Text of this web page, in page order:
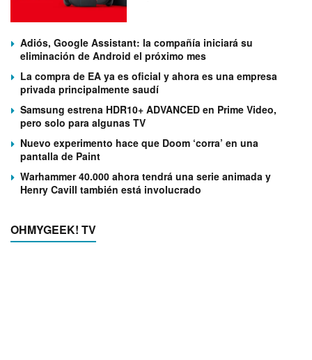
Adiós, Google Assistant: la compañía iniciará su
eliminación de Android el próximo mes
La compra de EA ya es oficial y ahora es una empresa
privada principalmente saudí
Samsung estrena HDR10+ ADVANCED en Prime Video,
pero solo para algunas TV
Nuevo experimento hace que Doom ‘corra’ en una
pantalla de Paint
Warhammer 40.000 ahora tendrá una serie animada y
Henry Cavill también está involucrado
OHMYGEEK! TV